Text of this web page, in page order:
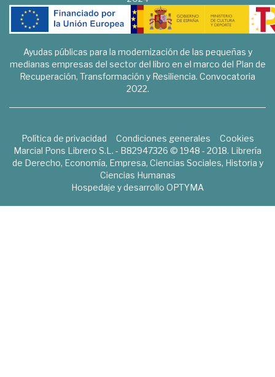
Ayudas públicas para la modernización de las pequeñas y
medianas empresas del sector del libro en el marco del Plan de
Recuperación, Transformación y Resiliencia. Convocatoria
2022.
Política de privacidad Condiciones generales
Cookies
Marcial Pons Librero S.L. - B82947326 © 1948 - 2018. Librería
de Derecho, Economía, Empresa, Ciencias Sociales, Historia y
Ciencias Humanas
Hospedaje y desarrollo OPTYMA